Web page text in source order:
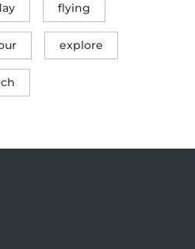
flying
explore